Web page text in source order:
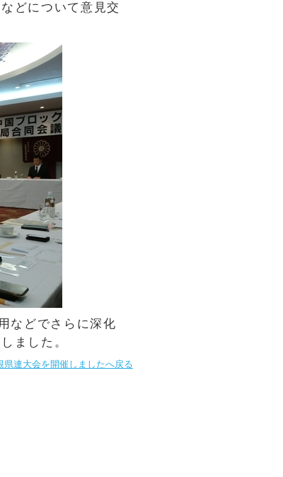
どについて意見交
などでさらに深化
ました。
県連大会を開催しましたへ戻る